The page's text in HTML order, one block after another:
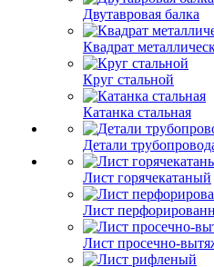
Двутавровая балка
Квадрат
Круг стальной
Катанка стальная
Детали
Лист горячекатаный
Лист
Лист просечно-